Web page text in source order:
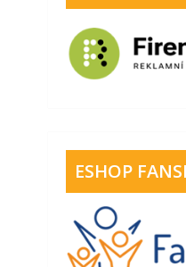
ESHOP